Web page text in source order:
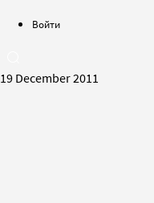
Войти
19 December 2011